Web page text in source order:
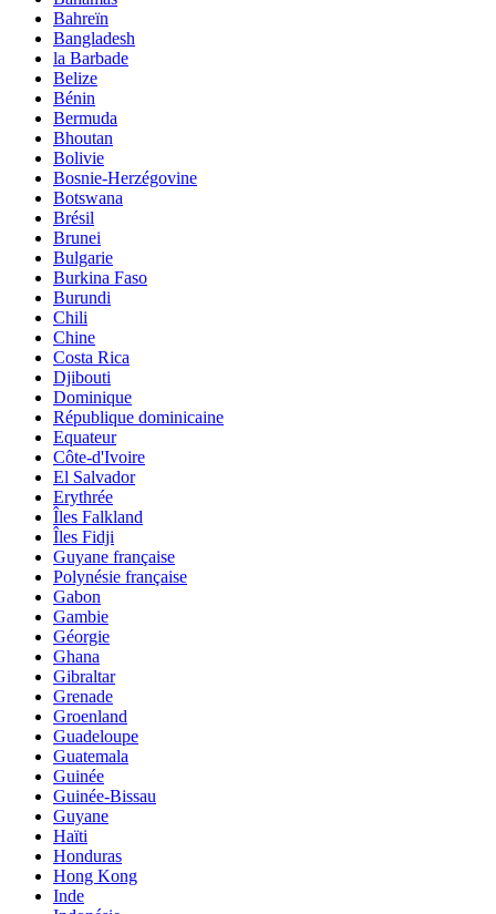
Bahreïn
Bangladesh
la Barbade
Belize
Bénin
Bermuda
Bhoutan
Bolivie
Bosnie-Herzégovine
Botswana
Brésil
Brunei
Bulgarie
Burkina Faso
Burundi
Chili
Chine
Costa Rica
Djibouti
Dominique
République dominicaine
Equateur
Côte-d'Ivoire
El Salvador
Erythrée
Îles Falkland
Îles Fidji
Guyane française
Polynésie française
Gabon
Gambie
Géorgie
Ghana
Gibraltar
Grenade
Groenland
Guadeloupe
Guatemala
Guinée
Guinée-Bissau
Guyane
Haïti
Honduras
Hong Kong
Inde